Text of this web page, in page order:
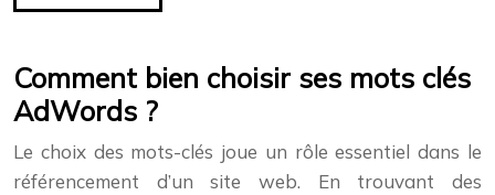
Comment bien choisir ses mots clés
AdWords ?
Le choix des mots-clés joue un rôle essentiel dans le
référencement d’un site web. En trouvant des